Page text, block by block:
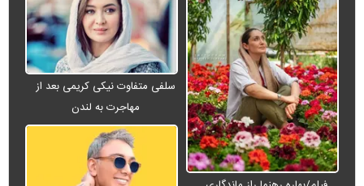
سلفی متفاوت نیکی کریمی بعد از
مهاجرت به لندن